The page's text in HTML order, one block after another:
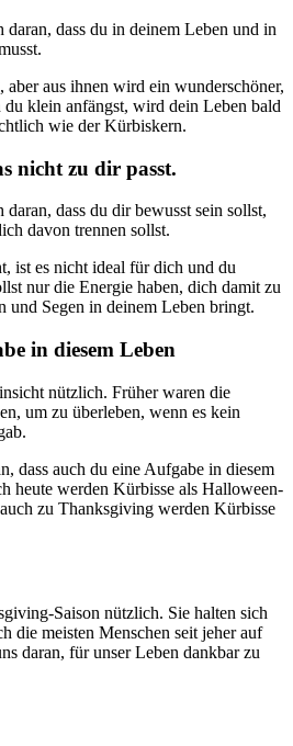
dass du in deinem Leben und in
aus ihnen wird ein wunderschöner,
klein anfängst, wird dein Leben bald
wie der Kürbiskern.
nicht zu dir passt.
dass du dir bewusst sein sollst,
davon trennen sollst.
ist es nicht ideal für dich und du
nur die Energie haben, dich damit zu
und Segen in deinem Leben bringt.
in diesem Leben
nützlich. Früher waren die
um zu überleben, wenn es kein
dass auch du eine Aufgabe in diesem
heute werden Kürbisse als Halloween-
zu Thanksgiving werden Kürbisse
Saison nützlich. Sie halten sich
die meisten Menschen seit jeher auf
daran, für unser Leben dankbar zu